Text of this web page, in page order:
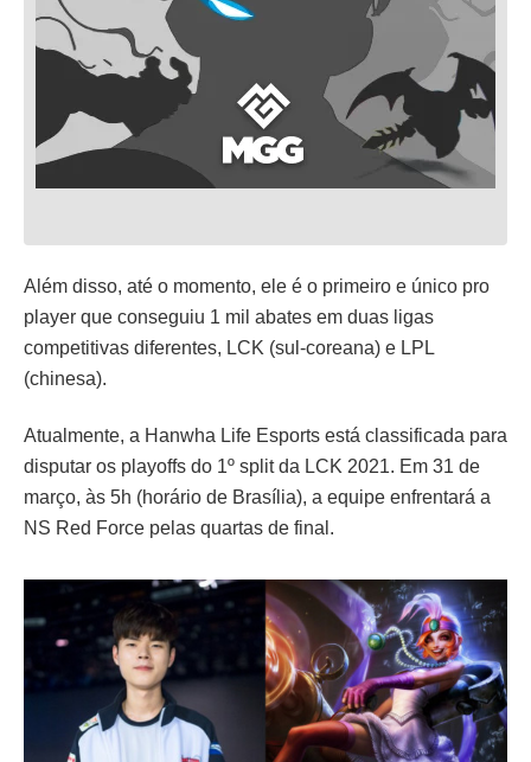
Além disso, até o momento, ele é o primeiro e único pro
player que conseguiu 1 mil abates em duas ligas
competitivas diferentes, LCK (sul-coreana) e LPL
(chinesa).
Atualmente, a Hanwha Life Esports está classificada para
disputar os playoffs do 1º split da LCK 2021. Em 31 de
março, às 5h (horário de Brasília), a equipe enfrentará a
NS Red Force pelas quartas de final.